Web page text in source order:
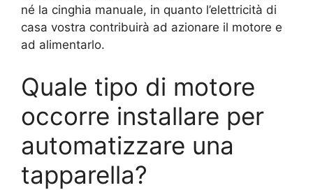
né la cinghia manuale, in quanto l’elettricità di
casa vostra contribuirà ad azionare il motore e
ad alimentarlo.
Quale tipo di motore
occorre installare per
automatizzare una
tapparella?